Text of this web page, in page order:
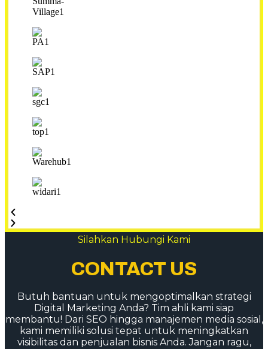
Silahkan Hubungi Kami
CONTACT US
Butuh bantuan untuk mengoptimalkan strategi
Digital Marketing Anda? Tim ahli kami siap
membantu! Dari SEO hingga manajemen media sosial,
kami memiliki solusi tepat untuk meningkatkan
visibilitas dan penjualan bisnis Anda. Jangan ragu,